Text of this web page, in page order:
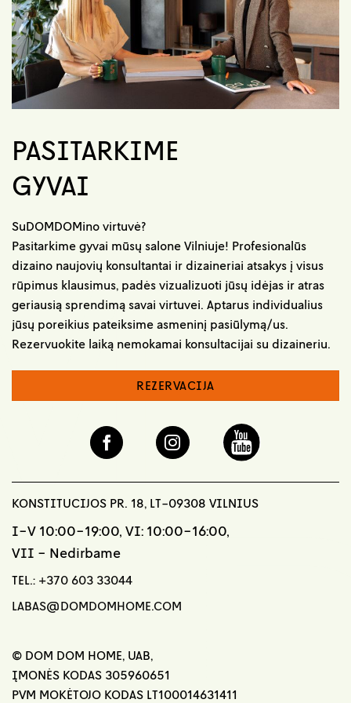
PASITARKIME
GYVAI
SuDOMDOMino virtuvė?
Pasitarkime gyvai mūsų salone Vilniuje! Profesionalūs
dizaino naujovių konsultantai ir dizaineriai atsakys į visus
rūpimus klausimus, padės vizualizuoti jūsų idėjas ir atras
geriausią sprendimą savai virtuvei. Aptarus individualius
jūsų poreikius pateiksime asmeninį pasiūlymą/us.
Rezervuokite laiką nemokamai konsultacijai su dizaineriu.
REZERVACIJA
KONSTITUCIJOS PR. 18, LT-09308 VILNIUS
I-V 10:00-19:00, VI: 10:00-16:00,
VII - Nedirbame
TEL.: +370 603 33044
LABAS@DOMDOMHOME.COM
© DOM DOM HOME, UAB,
ĮMONĖS KODAS 305960651
PVM MOKĖTOJO KODAS LT100014631411